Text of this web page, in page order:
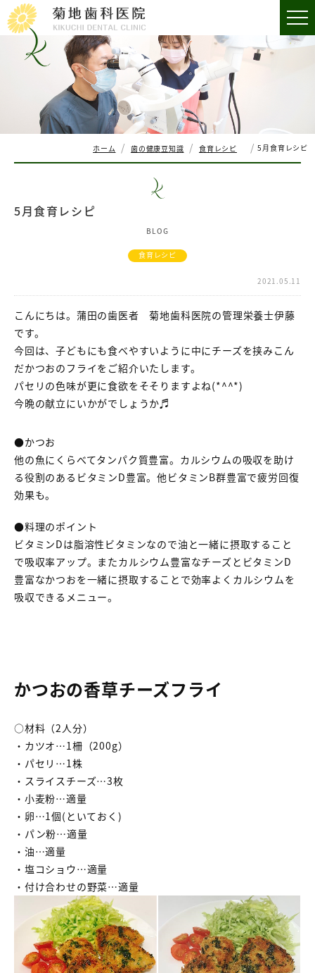
ホーム 歯の健康豆知識 食育レシピ 5月食育レシピ
5月食育レシピ
BLOG
食育レシピ
2021.05.11
こんにちは。蒲田の歯医者 菊地歯科医院の管理栄養士伊藤
です。
今回は、子どもにも食べやすいように中にチーズを挟みこん
だかつおのフライをご紹介いたします。
パセリの色味が更に食欲をそそりますよね(*^^*)
今晩の献立にいかがでしょうか♬
●かつお
他の魚にくらべてタンパク質豊富。カルシウムの吸収を助け
る役割のあるビタミンD豊富。他ビタミンB群豊富で疲労回復
効果も。
●料理のポイント
ビタミンDは脂溶性ビタミンなので油と一緒に摂取すること
で吸収率アップ。またカルシウム豊富なチーズとビタミンD
豊富なかつおを一緒に摂取することで効率よくカルシウムを
吸収できるメニュー。
かつおの香草チーズフライ
○材料（2人分）
・カツオ…1柵（200g）
・パセリ…1株
・スライスチーズ…3枚
・小麦粉…適量
・卵…1個(といておく)
・パン粉…適量
・油…適量
・塩コショウ…適量
・付け合わせの野菜…適量